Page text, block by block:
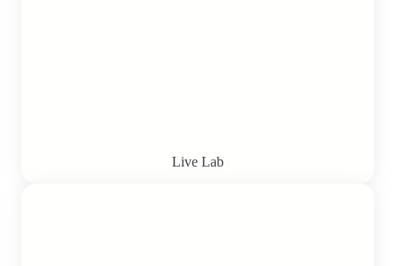
Live Lab